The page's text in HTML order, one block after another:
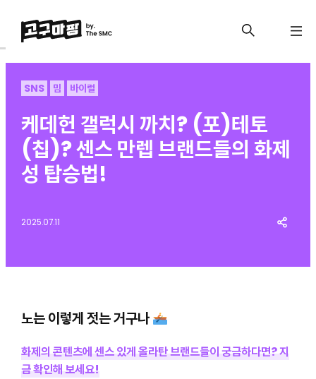
SNS 밈 바이럴
케데헌 갤럭시 까치? (포)테토
(칩)? 센스 만렙 브랜드들의 화제
성 탑승법!
2025.07.11
노는 이렇게 젓는 거구나
화제의 콘텐츠에 센스 있게 올라탄 브랜드들이 궁금하다면? 지
금 확인해 보세요!